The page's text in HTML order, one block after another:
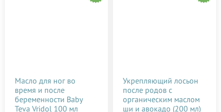
Масло для ног во
время и после
беременности Baby
Teva Vridol 100 мл
Укрепляющий лосьон
после родов с
органическим маслом
ши и авокадо (200 мл)